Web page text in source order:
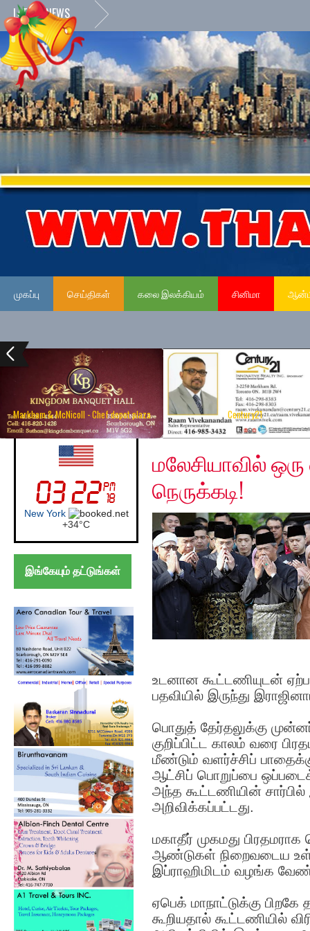
LATEST NEWS
முகப்பு செய்திகள் கலை இலக்கியம் சினிமா
Markham & McNicoll - Chef depot plaza Century21
UK (London)
London
+24°C
இங்கேயும் தட்டுங்கள்
Monday, March 2,
மலேசியாவில்
நெருக்கடி!
உடனான கூட்டணியுடன்
பதவியில் இருந்து
பொதுத் தேர்தலுக்கு
குறிப்பிட்ட காலம் வரை
மீண்டும் வளர்ச்சிப்
ஆட்சிப் பொறுப்பை
அந்த கூட்டணியின் சார்பில்
அறிவிக்கப்பட்டது.
மகாதீர் முகமது
ஆண்டுகள் நிறைவடைய
இப்ராஹிமிடம் வழங்க
ஏபெக் மாநாட்டுக்கு
கூறியதால் கூட்டணியில்